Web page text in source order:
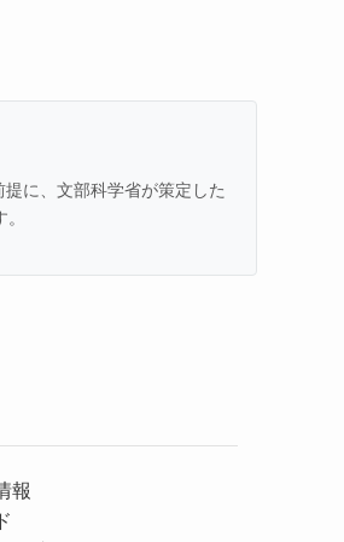
に、文部科学省が策定した
報